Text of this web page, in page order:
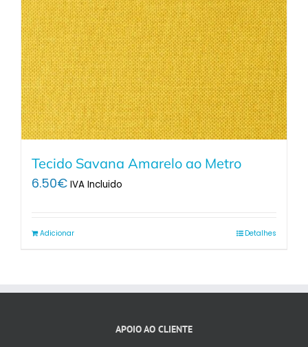
Tecido Savana Amarelo ao Metro
6.50€ IVA Incluido
Adicionar Detalhes
APOIO AO CLIENTE